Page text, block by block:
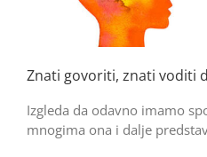
Znati govoriti, znati voditi
Izgleda da odavno imamo
mnogima ona i dalje